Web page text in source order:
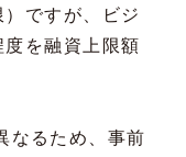
ですが、ビジ
を融資上限額
なるため、事前